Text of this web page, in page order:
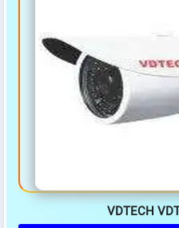
VDTECH